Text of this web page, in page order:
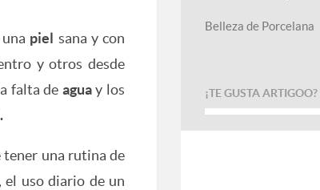
piel sana y con
y otros desde
falta de aguay los
tener una rutina de
el uso diario de un
Belleza de Porcelana
¡TE GUSTA ARTIGOO?